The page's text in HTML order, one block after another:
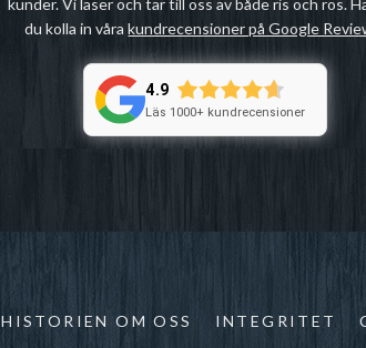
kunder. Vi läser och tar till oss av både ris och ros.
du kolla in vårakundrecensioner på Google
4.9
Läs 1000+ kundrecensioner
HISTORIEN OM OSS INTEGRITET